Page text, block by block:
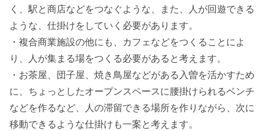
く、駅と商店などをつなぐような、また、人が回遊できる
ような、仕掛けをしていく必要があります。
・複合商業施設の他にも、カフェなどをつくることによ
り、人が集まる場をつくる必要があると考えます。
・お茶屋、団子屋、焼き鳥屋などがある入曽を活かすため
に、ちょっとしたオープンスペースに腰掛けられるベンチ
などを作るなど、人の滞留できる場所を作りながら、次に
移動できるような仕掛けも一案と考えます。